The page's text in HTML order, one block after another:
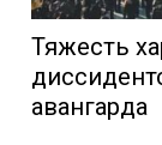
Тяжесть
авангарда